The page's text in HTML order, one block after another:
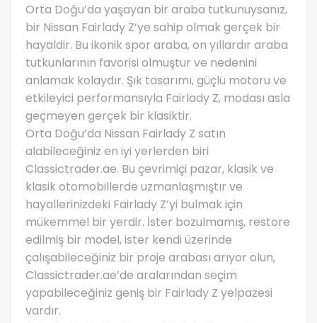
Orta Doğu’da yaşayan bir araba tutkunuysanız,
bir Nissan Fairlady Z’ye sahip olmak gerçek bir
hayaldir. Bu ikonik spor araba, on yıllardır araba
tutkunlarının favorisi olmuştur ve nedenini
anlamak kolaydır. Şık tasarımı, güçlü motoru ve
etkileyici performansıyla Fairlady Z, modası asla
geçmeyen gerçek bir klasiktir.
Orta Doğu’da Nissan Fairlady Z satın
alabileceğiniz en iyi yerlerden biri
Classictrader.ae. Bu çevrimiçi pazar, klasik ve
klasik otomobillerde uzmanlaşmıştır ve
hayallerinizdeki Fairlady Z’yi bulmak için
mükemmel bir yerdir. İster bozulmamış, restore
edilmiş bir model, ister kendi üzerinde
çalışabileceğiniz bir proje arabası arıyor olun,
Classictrader.ae’de aralarından seçim
yapabileceğiniz geniş bir Fairlady Z yelpazesi
vardır.